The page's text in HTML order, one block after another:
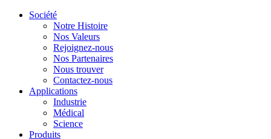
Société
Notre Histoire
Nos Valeurs
Rejoignez-nous
Nos Partenaires
Nous trouver
Contactez-nous
Applications
Industrie
Médical
Science
Produits